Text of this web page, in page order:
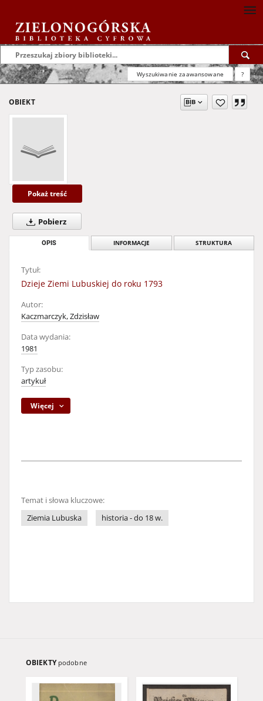
Wyszukiwanie zaawansowane ?
OBIEKT
Pokaż treść
Pobierz
OPIS INFORMACJE STRUKTURA
Tytuł:
Dzieje Ziemi Lubuskiej do roku 1793
Autor:
Kaczmarczyk, Zdzisław
Data wydania:
1981
Typ zasobu:
artykuł
Więcej
Temat i słowa kluczowe:
Ziemia Lubuska
historia - do 18 w.
OBIEKTY podobne